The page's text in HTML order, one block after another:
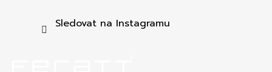
Sledovat na Instagramu